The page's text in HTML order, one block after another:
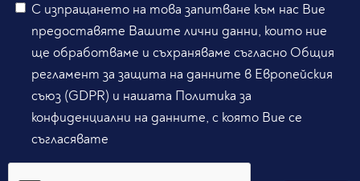
С изпращането на това запитване към нас Вие
предоставяте Вашите лични данни, които ние
ще обработваме и съхраняваме съгласно Общия
регламент за защита на данните в Европейския
съюз (GDPR) и нашата Политика за
конфиденциални на данните, с която Вие се
съгласявате